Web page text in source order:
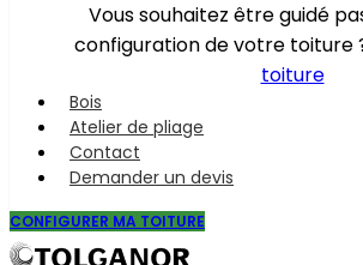
Vous souhaitez être guidé
configuration de votre toiture
toiture
Bois
Atelier de pliage
Contact
Demander un devis
CONFIGURER MA TOITURE